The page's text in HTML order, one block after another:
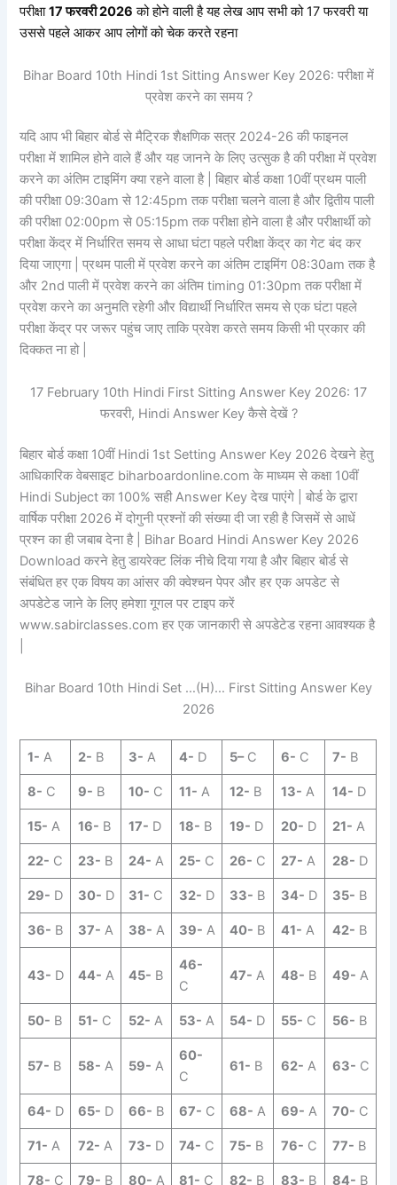
परीक्षा17 फरवरी 2026 को होने वाली है यह लेख आप सभी को 17 फरवरी या
उससे पहले आकर आप लोगों को चेक करते रहना
Bihar Board 10th Hindi 1st Sitting Answer Key 2026: परीक्षा में
प्रवेश करने का समय ?
यदि आप भी बिहार बोर्ड से मैट्रिक शैक्षणिक सत्र 2024-26 की फाइनल
परीक्षा में शामिल होने वाले हैं और यह जानने के लिए उत्सुक है की परीक्षा में प्रवेश
करने का अंतिम टाइमिंग क्या रहने वाला है | बिहार बोर्ड कक्षा 10वीं प्रथम पाली
की परीक्षा 09:30am से 12:45pm तक परीक्षा चलने वाला है और द्वितीय पाली
की परीक्षा 02:00pm से 05:15pm तक परीक्षा होने वाला है और परीक्षार्थी को
परीक्षा केंद्र में निर्धारित समय से आधा घंटा पहले परीक्षा केंद्र का गेट बंद कर
दिया जाएगा | प्रथम पाली में प्रवेश करने का अंतिम टाइमिंग 08:30am तक है
और 2nd पाली में प्रवेश करने का अंतिम timing 01:30pm तक परीक्षा में
प्रवेश करने का अनुमति रहेगी और विद्यार्थी निर्धारित समय से एक घंटा पहले
परीक्षा केंद्र पर जरूर पहुंच जाए ताकि प्रवेश करते समय किसी भी प्रकार की
दिक्कत ना हो |
17 February 10th Hindi First Sitting Answer Key 2026: 17
फरवरी, Hindi Answer Key कैसे देखें ?
बिहार बोर्ड कक्षा 10वीं Hindi 1st Setting Answer Key 2026 देखने हेतु
आधिकारिक वेबसाइट biharboardonline.com के माध्यम से कक्षा 10वीं
Hindi Subject का 100% सही Answer Key देख पाएंगे | बोर्ड के द्वारा
वार्षिक परीक्षा 2026 में दोगुनी प्रश्नों की संख्या दी जा रही है जिसमें से आधें
प्रश्न का ही जबाब देना है | Bihar Board Hindi Answer Key 2026
Download करने हेतु डायरेक्ट लिंक नीचे दिया गया है और बिहार बोर्ड से
संबंधित हर एक विषय का आंसर की क्वेश्चन पेपर और हर एक अपडेट से
अपडेटेड जाने के लिए हमेशा गूगल पर टाइप करें
www.sabirclasses.com हर एक जानकारी से अपडेटेड रहना आवश्यक है
Bihar Board 10th Hindi Set …(H)… First Sitting Answer Key
2026
1- A 2- B 3- A 4- D 5–C 6- C 7- B
8- C 9- B 10- C 11- A 12- B 13- A 14- D
15- A 16- B 17- D 18- B 19- D 20- D 21- A
22- C 23- B 24- A 25- C 26- C 27- A 28- D
29- D 30- D 31- C 32- D 33- B 34- D 35- B
36- B 37- A 38- A 39- A 40- B 41- A 42- B
43- D 44- A 45- B
46-
C
47- A 48- B 49- A
50- B 51- C 52- A 53- A 54- D 55- C 56- B
57- B 58- A 59- A
60-
C
61- B 62- A 63- C
64- D 65- D 66- B 67- C 68- A 69- A 70- C
71- A 72- A 73- D 74- C 75- B 76- C 77- B
78- C 79- B 80- A 81- C 82- B 83- B 84- B